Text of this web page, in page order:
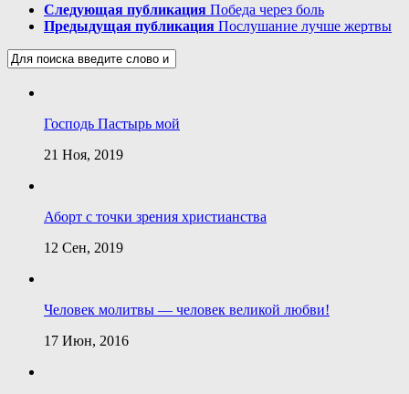
Следующая публикация Победа через боль
Предыдущая публикация Послушание лучше жертвы
Господь Пастырь мой
21 Ноя, 2019
Аборт с точки зрения христианства
12 Сен, 2019
Человек молитвы — человек великой любви!
17 Июн, 2016